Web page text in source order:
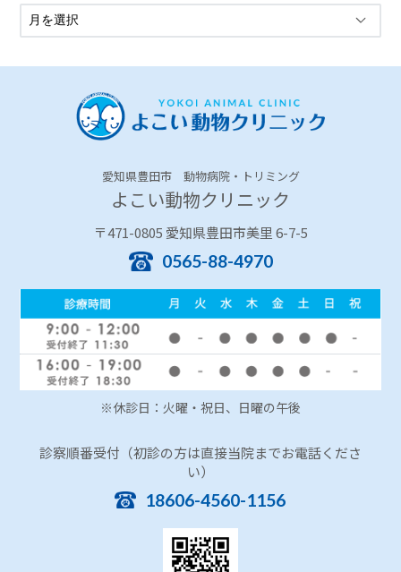
愛知県豊田市 動物病院・トリミング
よこい動物クリニック
〒471-0805 愛知県豊田市美里 6-7-5
0565-88-4970
※休診日：火曜・祝日、日曜の午後
診察順番受付（初診の方は直接当院までお電話くださ
い）
18606-4560-1156